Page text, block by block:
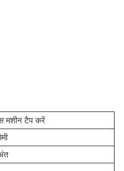
मशीन टैप करें